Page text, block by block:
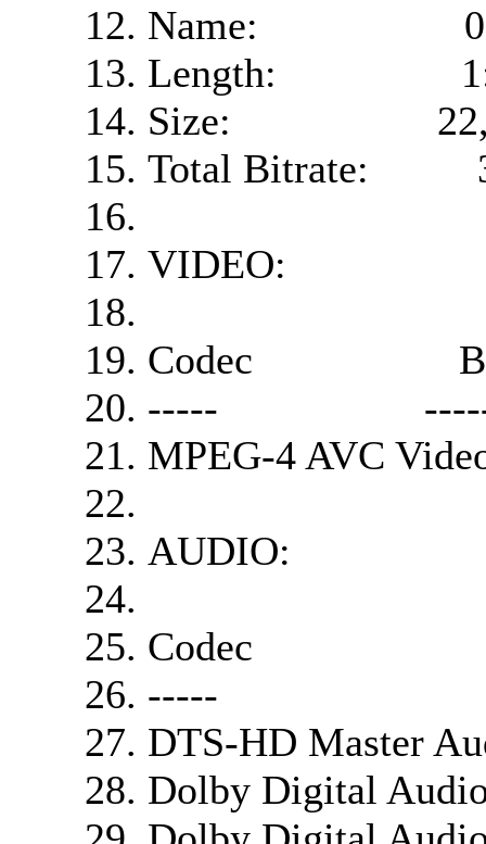
Name:
Length:
Size:
Total Bitrate:
VIDEO:
Codec
-----
MPEG-4 AVC
AUDIO:
Codec
-----
DTS-HD Master
Dolby Digital